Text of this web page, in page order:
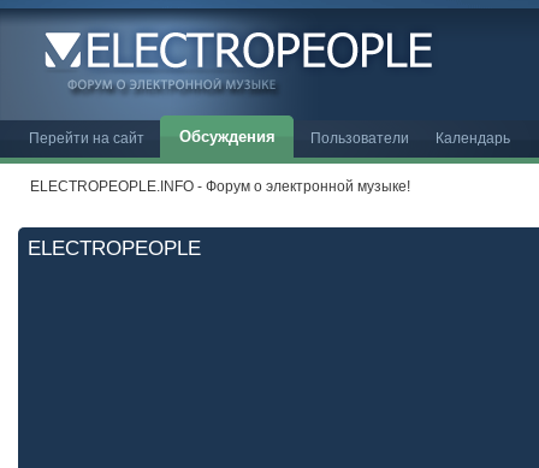
Перейти на сайт Обсуждения Пользователи Календарь
ELECTROPEOPLE.INFO - Форум о электронной музыке!
ELECTROPEOPLE